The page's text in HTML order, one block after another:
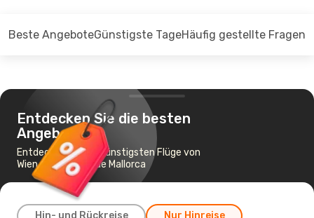
Beste AngeboteGünstigste TageHäufig gestellte Fragen
Entdecken Sie die besten
Angebote
Entdecken Sie die günstigsten Flüge von
Wien nach Palma de Mallorca
Hin- und Rückreise Nur Hinreise